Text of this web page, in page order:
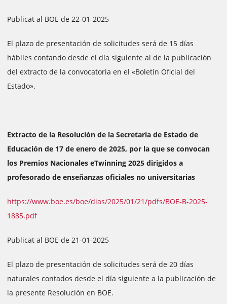
Publicat al BOE de 22-01-2025
El plazo de presentación de solicitudes será de 15 días
hábiles contando desde el día siguiente al de la publicación
del extracto de la convocatoria en el «Boletín Oficial del
Estado».
Extracto de la Resolución de la Secretaría de Estado de
Educación de 17 de enero de 2025, por la que se convocan
los Premios Nacionales eTwinning 2025 dirigidos a
profesorado de enseñanzas oficiales no universitarias
https://www.boe.es/boe/dias/2025/01/21/pdfs/BOE-B-2025-
1885.pdf
Publicat al BOE de 21-01-2025
El plazo de presentación de solicitudes será de 20 días
naturales contados desde el día siguiente a la publicación de
la presente Resolución en BOE.